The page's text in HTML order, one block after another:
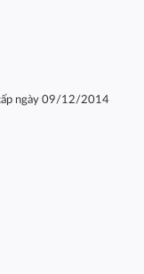
ngày 09/12/2014